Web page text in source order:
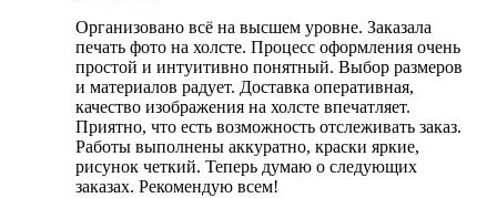
Организовано всё на высшем уровне. Заказала
печать фото на холсте. Процесс оформления очень
простой и интуитивно понятный. Выбор размеров
и материалов радует. Доставка оперативная,
качество изображения на холсте впечатляет.
Приятно, что есть возможность отслеживать заказ.
Работы выполнены аккуратно, краски яркие,
рисунок четкий. Теперь думаю о следующих
заказах. Рекомендую всем!